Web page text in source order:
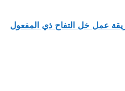
عمل خل التفاح ذي المفعول